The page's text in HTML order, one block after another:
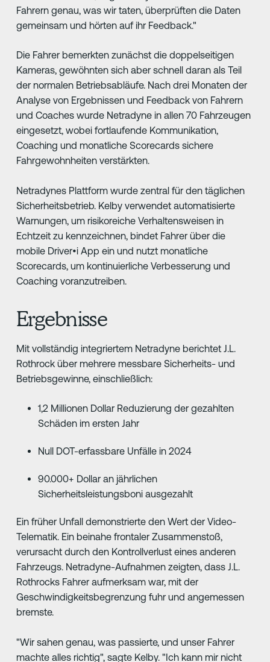
Fahrern genau, was wir taten, überprüften die Daten
gemeinsam und hörten auf ihr Feedback."
Die Fahrer bemerkten zunächst die doppelseitigen
Kameras, gewöhnten sich aber schnell daran als Teil
der normalen Betriebsabläufe. Nach drei Monaten der
Analyse von Ergebnissen und Feedback von Fahrern
und Coaches wurde Netradyne in allen 70 Fahrzeugen
eingesetzt, wobei fortlaufende Kommunikation,
Coaching und monatliche Scorecards sichere
Fahrgewohnheiten verstärkten.
Netradynes Plattform wurde zentral für den täglichen
Sicherheitsbetrieb. Kelby verwendet automatisierte
Warnungen, um risikoreiche Verhaltensweisen in
Echtzeit zu kennzeichnen, bindet Fahrer über die
mobile Driver•i App ein und nutzt monatliche
Scorecards, um kontinuierliche Verbesserung und
Coaching voranzutreiben.
Ergebnisse
Mit vollständig integriertem Netradyne berichtet J.L.
Rothrock über mehrere messbare Sicherheits- und
Betriebsgewinne, einschließlich:
1,2 Millionen Dollar Reduzierung der gezahlten
Schäden im ersten Jahr
Null DOT-erfassbare Unfälle in 2024
90.000+ Dollar an jährlichen
Sicherheitsleistungsboni ausgezahlt
Ein früher Unfall demonstrierte den Wert der Video-
Telematik. Ein beinahe frontaler Zusammenstoß,
verursacht durch den Kontrollverlust eines anderen
Fahrzeugs. Netradyne-Aufnahmen zeigten, dass J.L.
Rothrocks Fahrer aufmerksam war, mit der
Geschwindigkeitsbegrenzung fuhr und angemessen
bremste.
"Wir sahen genau, was passierte, und unser Fahrer
machte alles richtig", sagte Kelby. "Ich kann mir nicht